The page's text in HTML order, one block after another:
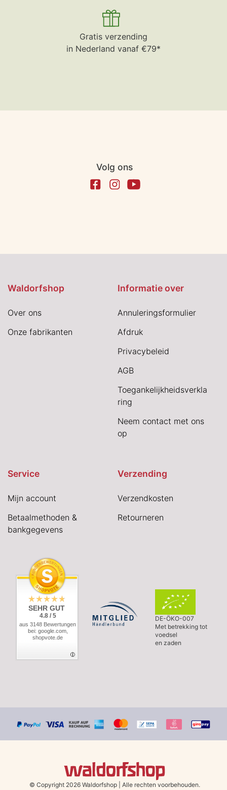
Gratis verzending
in Nederland vanaf €79*
Volg ons
Waldorfshop
Over ons
Onze fabrikanten
Informatie over
Annuleringsformulier
Afdruk
Privacybeleid
AGB
Toegankelijkheidsverkla
ring
Neem contact met ons
op
Service
Mijn account
Betaalmethoden &
bankgegevens
Verzending
Verzendkosten
Retourneren
SEHR GUT
4.8 / 5
aus 3148 Bewertungen
bei: google.com,
shopvote.de
DE-ÖKO-007
Met betrekking tot
voedsel
en zaden
© Copyright 2026 Waldorfshop Alle rechten voorbehouden.